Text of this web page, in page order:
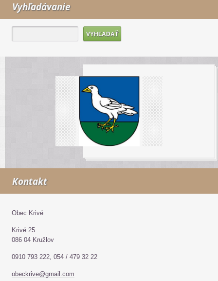
Vyhľadávanie
Kontakt
Obec Krivé
Krivé 25
086 04 Kružlov
0910 793 222, 054 / 479 32 22
obeckrive@gmail.com